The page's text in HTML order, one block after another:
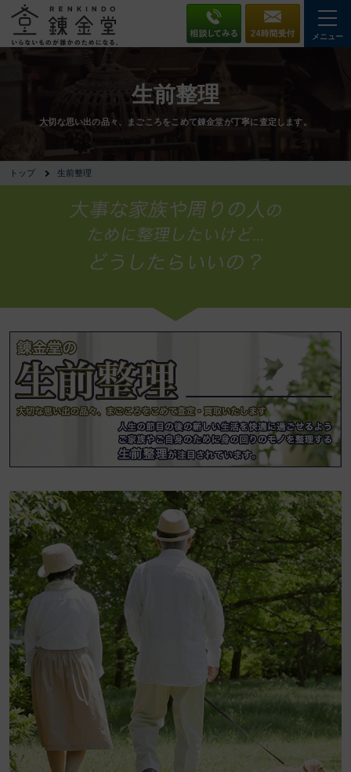
メニュー
生前整理
大切な思い出の品々、まごころをこめて錬金堂が丁寧に査定します。
トップ 生前整理